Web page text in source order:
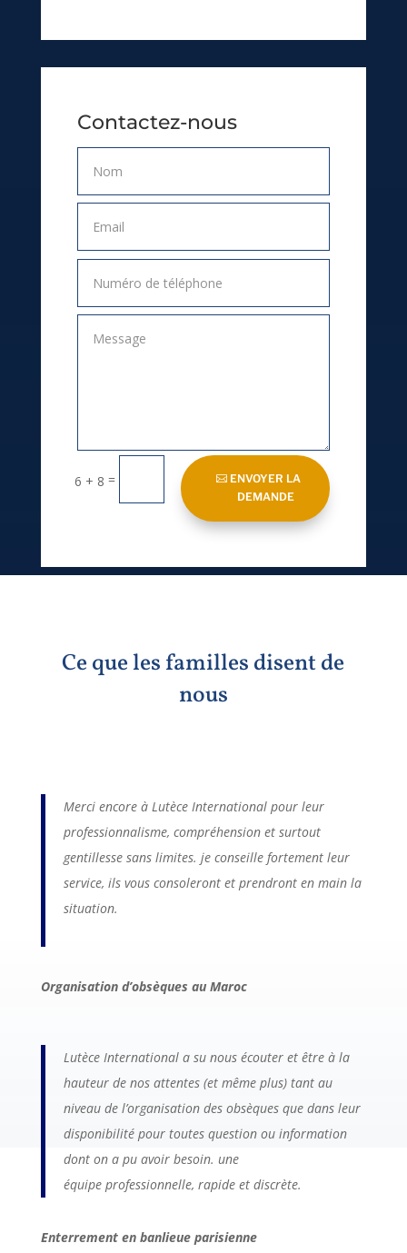
Contactez-nous
6 + 8 =
ENVOYER LA
DEMANDE
Ce que les familles disent de
nous
Merci encore à Lutèce International pour leur
professionnalisme, compréhension et surtout
gentillesse sans limites. je conseille fortement leur
service, ils vous consoleront et prendront en main la
situation.
Organisation d’obsèques au Maroc
Lutèce International a su nous écouter et être à la
hauteur de nos attentes (et même plus) tant au
niveau de l’organisation des obsèques que dans leur
disponibilité pour toutes question ou information
dont on a pu avoir besoin. une
équipe professionnelle, rapide et discrète.
Enterrement en banlieue parisienne